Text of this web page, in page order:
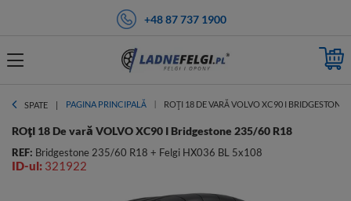
+48 87 737 1900
SPATE PAGINA PRINCIPALĂ ROȚI 18 DE VARĂ VOLVO XC90 I BRIDGESTONE
ROțI 18 De vară VOLVO XC90 I Bridgestone 235/60 R18
REF: Bridgestone 235/60 R18 + Felgi HX036 BL 5x108
ID-ul: 321922